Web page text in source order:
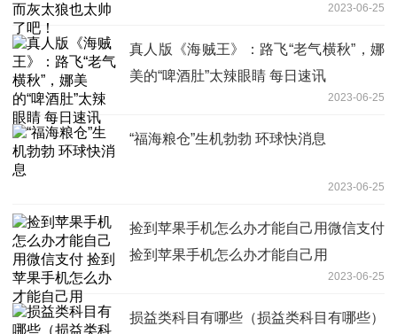
2023-06-25
真人版《海贼王》：路飞“老气横秋”，娜
美的“啤酒肚”太辣眼睛 每日速讯
2023-06-25
“福海粮仓”生机勃勃 环球快消息
2023-06-25
捡到苹果手机怎么办才能自己用微信支付
捡到苹果手机怎么办才能自己用
2023-06-25
损益类科目有哪些（损益类科目有哪些）